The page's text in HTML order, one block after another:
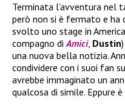
Terminata l’avventura nel
però non si è fermato e ha
svolto uno stage in
compagno diAmici, Dustin
una nuova bella notizia.
condividere con i suoi fan
avrebbe immaginato un
qualcosa di simile. Eppure è